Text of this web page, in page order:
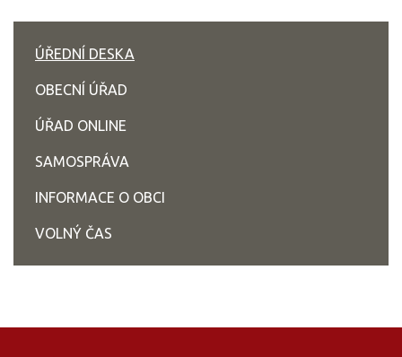
ÚŘEDNÍ DESKA
OBECNÍ ÚŘAD
ÚŘAD ONLINE
SAMOSPRÁVA
INFORMACE O OBCI
VOLNÝ ČAS